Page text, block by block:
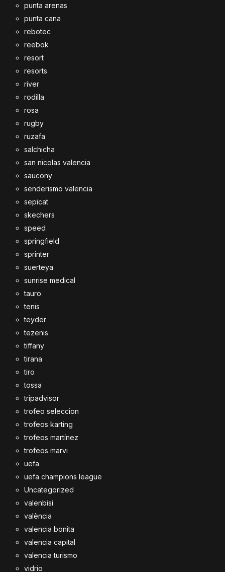
punta arenas
punta cana
rebotec
reebok
resort
resorts
river
rodilla
rosa
rugby
ruzafa
salchicha
san nicolas valencia
saucony
senderismo valencia
sepicat
skechers
speed
springfield
sprinter
suerteya
sunrise medical
tauro
tenis
teyder
tezenis
tiffany
tirana
tiro
tossa
tripadvisor
trofeo seleccion
trofeos karting
trofeos martínez
trofeos marvi
uefa
uefa champions league
Uncategorized
valenbisi
valència
valencia bonita
valencia capital
valencia turismo
vidrio